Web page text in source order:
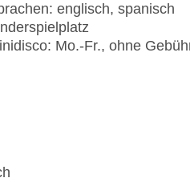
englisch, spanisch
Mo.-Fr., ohne